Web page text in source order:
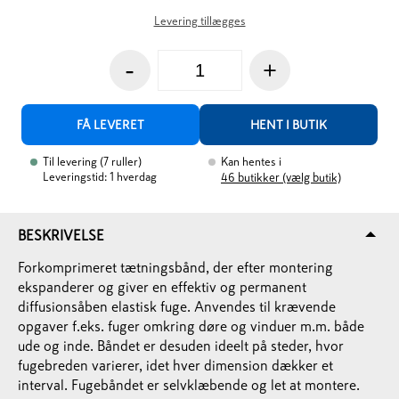
Levering tillægges
- +
FÅ LEVERET HENT I BUTIK
Til levering (7 ruller)
Leveringstid: 1 hverdag
Kan hentes i
46 butikker (vælg butik)
BESKRIVELSE
Forkomprimeret tætningsbånd, der efter montering
ekspanderer og giver en effektiv og permanent
diffusionsåben elastisk fuge. Anvendes til krævende
opgaver f.eks. fuger omkring døre og vinduer m.m. både
ude og inde. Båndet er desuden ideelt på steder, hvor
fugebreden varierer, idet hver dimension dækker et
interval. Fugebåndet er selvklæbende og let at montere.